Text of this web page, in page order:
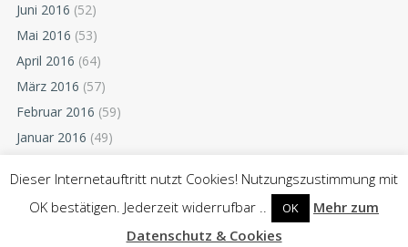
Juni 2016 (52)
Mai 2016 (53)
April 2016 (64)
März 2016 (57)
Februar 2016 (59)
Januar 2016 (49)
November 2015(55)
Oktober 2015(54)
Dieser Internetauftritt nutzt Cookies! Nutzungszustimmung mit
OK bestätigen. Jederzeit widerrufbar ..
OK
Mehr zum
Datenschutz & Cookies